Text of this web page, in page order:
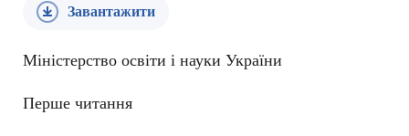
Завантажити
Міністерство освіти і науки України
Перше читання